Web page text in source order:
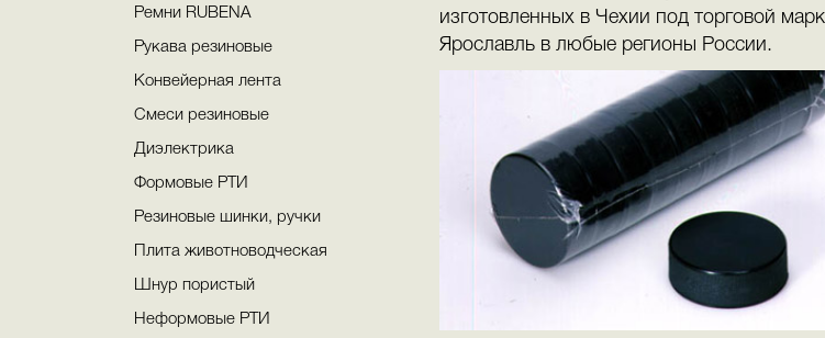
Ремни RUBENA
Рукава резиновые
Конвейерная лента
Смеси резиновые
Диэлектрика
Формовые РТИ
Резиновые шинки, ручки
Плита животноводческая
Шнур пористый
Неформовые РТИ
изготовленных в Чехии под торговой
Ярославль в любые регионы России.